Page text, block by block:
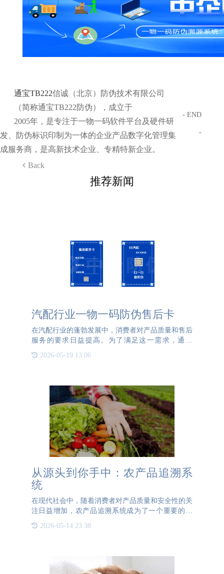
通宝TB222信诚（北京）防伪技术有限公司
（简称通宝TB222防伪），成立于
2005年，是专注于一物一码软件平台及硬件研
发、防伪标识印制为一体的企业产品数字化管理集
成服务商，是高新技术企业、专精特新企业。
Back
- END
-
推荐新闻
汽配行业一物一码防伪售后卡
在汽配行业的蓬勃发展中，消费者对产品质量和售后
服务的要求日益提高。为了满足这一需求，通宝
后卡。这款卡片不仅能够验证产品的真伪，还能为消
2026-05-19 13:06
从源头到你手中：农产品追溯系
统
在现代社会中，随着消费者对产品质量和安全性的关
注日益增加，农产品追溯系统成为了一个重要的概
品的生产、加工、流通和销售等环节，以确定农产品
2026-05-14 23:38